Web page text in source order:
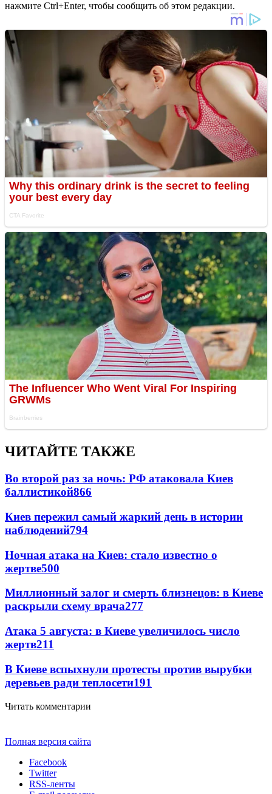
нажмите Ctrl+Enter, чтобы сообщить об этом редакции.
ЧИТАЙТЕ ТАКЖЕ
Во второй раз за ночь: РФ атаковала Киев
баллистикой866
Киев пережил самый жаркий день в истории
наблюдений794
Ночная атака на Киев: стало известно о
жертве500
Миллионный залог и смерть близнецов: в Киеве
раскрыли схему врача277
Атака 5 августа: в Киеве увеличилось число
жертв211
В Киеве вспыхнули протесты против вырубки
деревьев ради теплосети191
Читать комментарии
Полная версия сайта
Facebook
Twitter
RSS-ленты